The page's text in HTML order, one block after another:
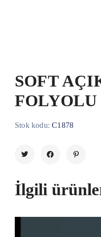
SOFT
FOLYOLU
Stok kodu:C1878
İlgili